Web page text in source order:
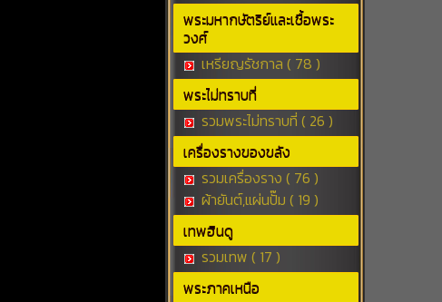
พระมหากษัตริย์และเชื้อพระ
วงศ์
เหรียญรัชกาล ( 78 )
พระไม่ทราบที่
รวมพระไม่ทราบที่ ( 26 )
เครื่องรางของขลัง
รวมเครื่องราง ( 76 )
ผ้ายันต์,แผ่นปั๊ม ( 19 )
เทพฮินดู
รวมเทพ ( 17 )
พระภาคเหนือ